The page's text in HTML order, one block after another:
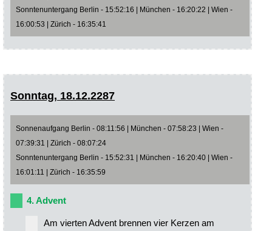
Sonntenuntergang Berlin - 15:52:16 | München - 16:20:22 | Wien -
16:00:53 | Zürich - 16:35:41
Sonntag, 18.12.2287
Sonnenaufgang Berlin - 08:11:56 | München - 07:58:23 | Wien -
07:39:31 | Zürich - 08:07:24
Sonntenuntergang Berlin - 15:52:31 | München - 16:20:40 | Wien -
16:01:11 | Zürich - 16:35:59
4. Advent
Am vierten Advent brennen vier Kerzen am